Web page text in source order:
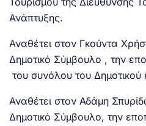
Ανάπτυξης.
Αναθέτει στον Γκούντα
Δημοτικό Σύμβουλο , την
του συνόλου του Δημοτικού
Αναθέτει στον Αδάμη
Δημοτικό Σύμβουλο, την